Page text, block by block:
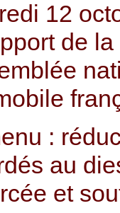
12
de
:
au
et